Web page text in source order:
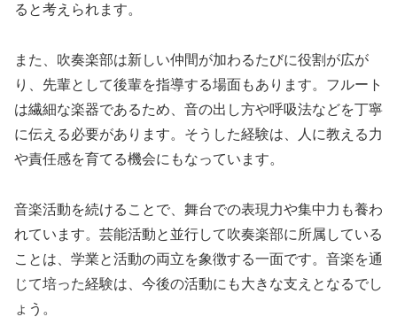
ると考えられます。
また、吹奏楽部は新しい仲間が加わるたびに役割が広が
り、先輩として後輩を指導する場面もあります。フルート
は繊細な楽器であるため、音の出し方や呼吸法などを丁寧
に伝える必要があります。そうした経験は、人に教える力
や責任感を育てる機会にもなっています。
音楽活動を続けることで、舞台での表現力や集中力も養わ
れています。芸能活動と並行して吹奏楽部に所属している
ことは、学業と活動の両立を象徴する一面です。音楽を通
じて培った経験は、今後の活動にも大きな支えとなるでし
ょう。